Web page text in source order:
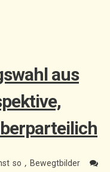
aus
so , Bewegtbilder